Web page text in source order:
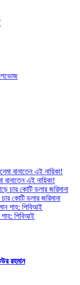
বানাতেন এই নায়িকা!
কোটি ডলার জরিমানা
শাহ: পিবিআই
রহমান